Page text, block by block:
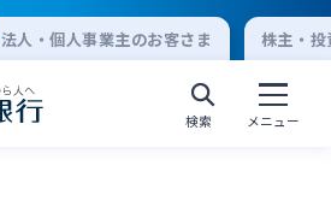
法人・個人事業主のお客さま 株主・
検索 メニュー